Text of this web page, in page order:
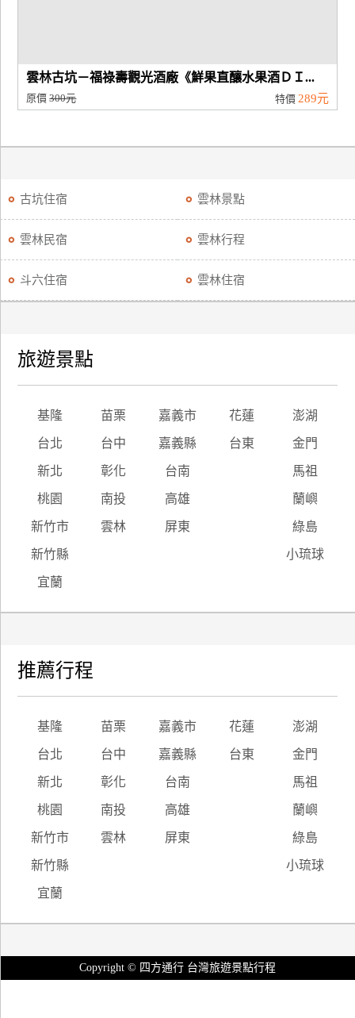
雲林古坑－福祿壽觀光酒廠《鮮果直釀水果酒ＤＩ...
原價300元 特價 289元
古坑住宿 雲林景點
雲林民宿 雲林行程
斗六住宿 雲林住宿
旅遊景點
基隆 苗栗 嘉義市 花蓮 澎湖
台北 台中 嘉義縣 台東 金門
新北 彰化 台南 馬祖
桃園 南投 高雄 蘭嶼
新竹市 雲林 屏東 綠島
新竹縣 小琉球
宜蘭
推薦行程
基隆 苗栗 嘉義市 花蓮 澎湖
台北 台中 嘉義縣 台東 金門
新北 彰化 台南 馬祖
桃園 南投 高雄 蘭嶼
新竹市 雲林 屏東 綠島
新竹縣 小琉球
宜蘭
Copyright © 四方通行 台灣旅遊景點行程